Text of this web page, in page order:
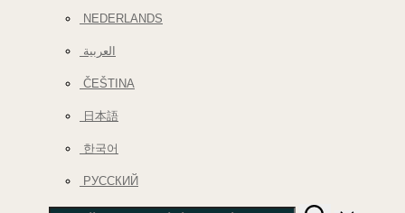
NEDERLANDS
العربية
ČEŠTINA
日本語
한국어
РУССКИЙ